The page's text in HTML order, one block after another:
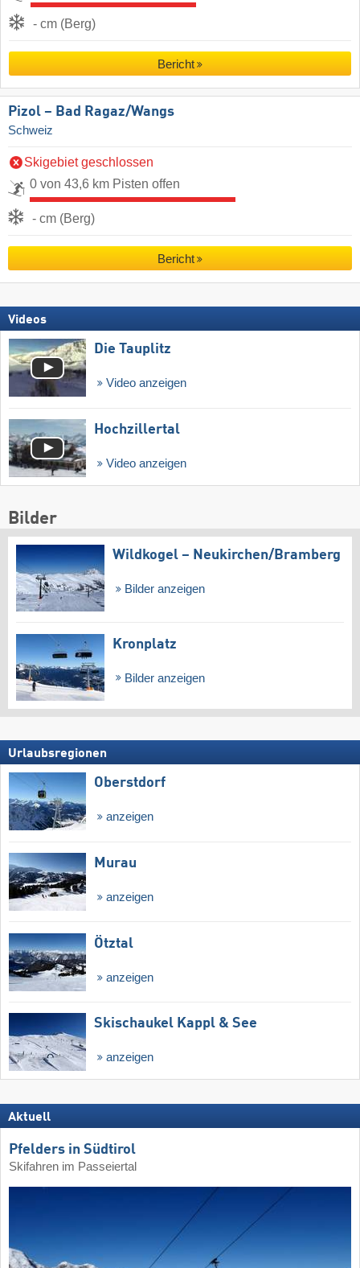
- cm (Berg)
Bericht
Pizol – Bad Ragaz/​Wangs
Schweiz
Skigebiet geschlossen
0 von 43,6 km Pisten offen
- cm (Berg)
Bericht
Videos
Die Tauplitz
Video anzeigen
Hochzillertal
Video anzeigen
Bilder
Wildkogel – Neukirchen/​Bramberg
Bilder anzeigen
Kronplatz
Bilder anzeigen
Urlaubsregionen
Oberstdorf
anzeigen
Murau
anzeigen
Ötztal
anzeigen
Skischaukel Kappl & See
anzeigen
Aktuell
Pfelders in Südtirol
Skifahren im Passeiertal